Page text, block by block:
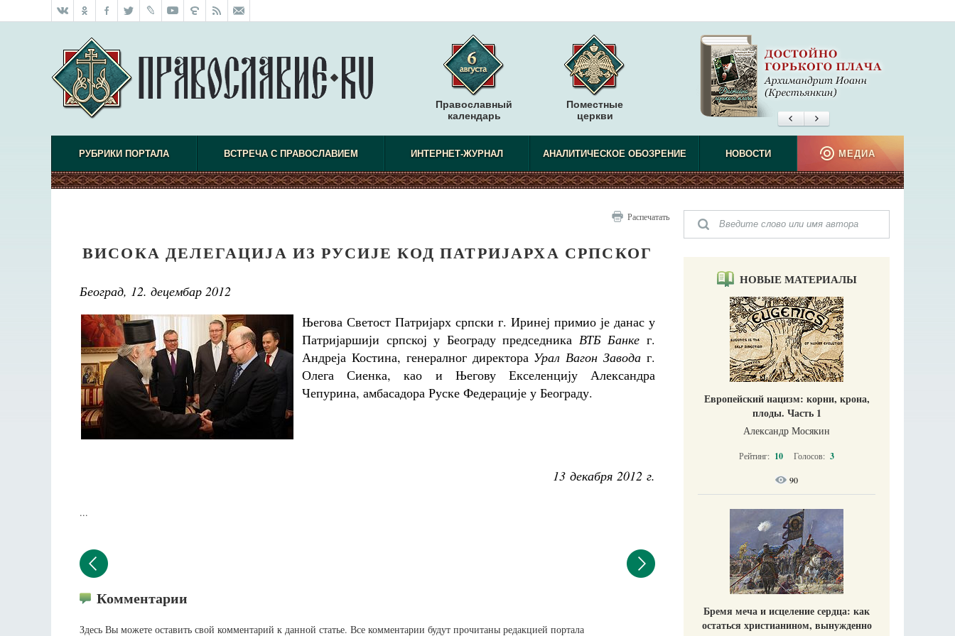
Поместные
церкви
Православный
календарь
РУБРИКИ ПОРТАЛА ВСТРЕЧА С ПРАВОСЛАВИЕМ ИНТЕРНЕТ-ЖУРНАЛ АНАЛИТИЧЕСКОЕ ОБОЗРЕНИЕ НОВОСТИ МЕДИА
Распечатать
ВИСОКА ДЕЛЕГАЦИЈА ИЗ РУСИЈЕ КОД ПАТРИЈАРХА СРПСКОГ
Београд, 12. децембар 2012
Његова Светост Патријарх српски г. Иринеј примио је данас у
Патријаршији српској у Београду председника ВТБ Банке г.
Андреја Костина, генералног директора Урал Вагон Завода г.
Олега Сиенка, као и Његову Екселенцију Александра
Чепурина, амбасадора Руске Федерације у Београду.
13 декабря 2012 г.
...
Комментарии
Здесь Вы можете оставить свой комментарий к данной статье. Все комментарии будут прочитаны редакцией портала
НОВЫЕ МАТЕРИАЛЫ
Европейский нацизм: корни, крона,
плоды. Часть 1
Александр Мосякин
Рейтинг: 10 Голосов: 3
90
Бремя меча и исцеление сердца: как
остаться христианином, вынужденно